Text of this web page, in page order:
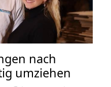
nach
umziehen